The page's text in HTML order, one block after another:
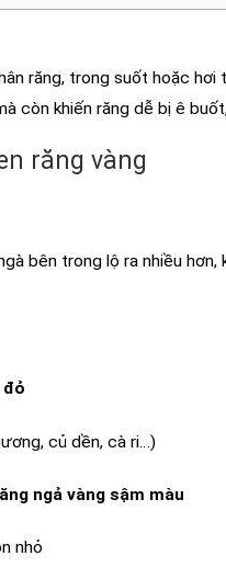
răng, trong suốt hoặc hơi
còn khiến răng dễ bị ê
răng vàng
bên trong lộ ra nhiều
đỏ
củ dền, cà ri…)
ngả vàng sậm màu
nhỏ